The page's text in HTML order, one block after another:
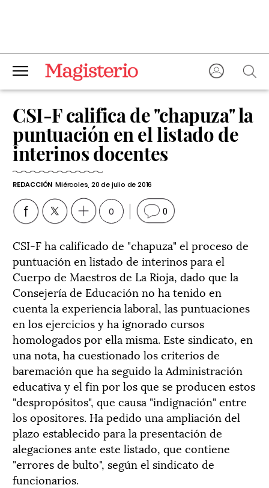
CSI-F califica de "chapuza" la
puntuación en el listado de
interinos docentes
REDACCIÓN Miércoles, 20 de julio de 2016
0 0
CSI-F ha calificado de "chapuza" el proceso de
puntuación en listado de interinos para el
Cuerpo de Maestros de La Rioja, dado que la
Consejería de Educación no ha tenido en
cuenta la experiencia laboral, las puntuaciones
en los ejercicios y ha ignorado cursos
homologados por ella misma. Este sindicato, en
una nota, ha cuestionado los criterios de
baremación que ha seguido la Administración
educativa y el fin por los que se producen estos
"despropósitos", que causa "indignación" entre
los opositores. Ha pedido una ampliación del
plazo establecido para la presentación de
alegaciones ante este listado, que contiene
"errores de bulto", según el sindicato de
funcionarios.